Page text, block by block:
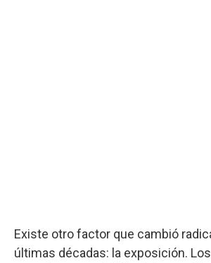
Existe otro factor que cambió
últimas décadas: la exposición.